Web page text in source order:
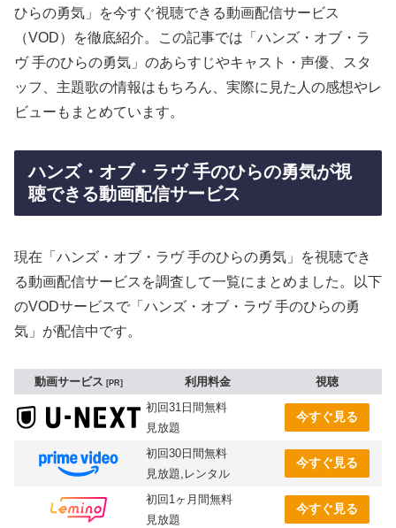
ひらの勇気」を今すぐ視聴できる動画配信サービス
（VOD）を徹底紹介。この記事では「ハンズ・オブ・ラ
ヴ 手のひらの勇気」のあらすじやキャスト・声優、スタ
ッフ、主題歌の情報はもちろん、実際に見た人の感想やレ
ビューもまとめています。
ハンズ・オブ・ラヴ 手のひらの勇気が視
聴できる動画配信サービス
現在「ハンズ・オブ・ラヴ 手のひらの勇気」を視聴でき
る動画配信サービスを調査して一覧にまとめました。以下
のVODサービスで「ハンズ・オブ・ラヴ 手のひらの勇
気」が配信中です。
動画サービス PR 利用料金
視聴
初回31日間無料
見放題
今すぐ見る
初回30日間無料
見放題,レンタル
今すぐ見る
初回1ヶ月間無料
見放題
今すぐ見る